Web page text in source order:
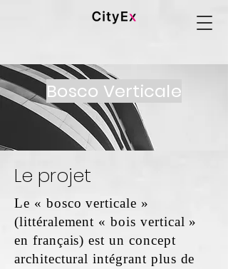
Bosco Verticale
Le projet
Le « bosco verticale »
(littéralement « bois vertical »
en français) est un concept
architectural intégrant plus de